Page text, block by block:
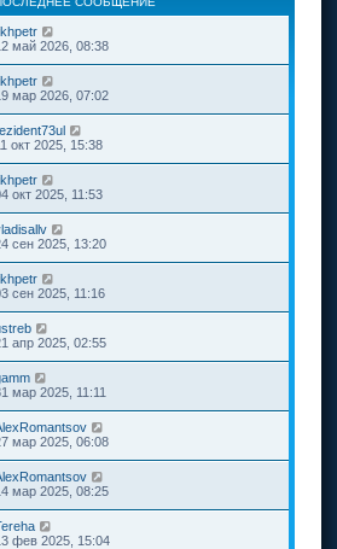
май 2026, 08:38
мар 2026, 07:02
окт 2025, 15:38
окт 2025, 11:53
сен 2025, 13:20
сен 2025, 11:16
апр 2025, 02:55
мар 2025, 11:11
мар 2025, 06:08
мар 2025, 08:25
фев 2025, 15:04